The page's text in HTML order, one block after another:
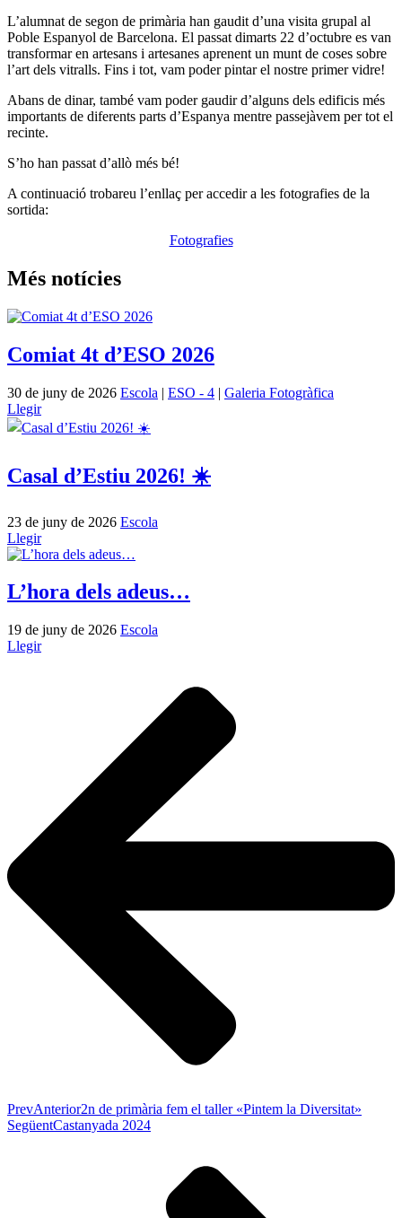
L’alumnat de segon de primària han gaudit d’una visita grupal al
Poble Espanyol de Barcelona. El passat dimarts 22 d’octubre es van
transformar en artesans i artesanes aprenent un munt de coses sobre
l’art dels vitralls. Fins i tot, vam poder pintar el nostre primer vidre!
Abans de dinar, també vam poder gaudir d’alguns dels edificis més
importants de diferents parts d’Espanya mentre passejàvem per tot el
recinte.
S’ho han passat d’allò més bé!
A continuació trobareu l’enllaç per accedir a les fotografies de la
sortida:
Fotografies
Més notícies
Comiat 4t d’ESO 2026
30 de juny de 2026 Escola | ESO - 4 | Galeria Fotogràfica
Llegir
Casal d’Estiu 2026! ☀️
23 de juny de 2026 Escola
Llegir
L’hora dels adeus…
19 de juny de 2026 Escola
Llegir
PrevAnterior2n de primària fem el taller «Pintem la Diversitat»
SegüentCastanyada 2024